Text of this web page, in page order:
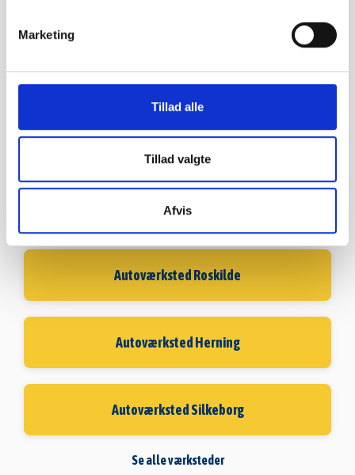
Marketing
Tillad alle
Tillad valgte
Afvis
Autoværksted Kolding
Autoværksted Horsens
Autoværksted Vejle
Autoværksted Roskilde
Autoværksted Herning
Autoværksted Silkeborg
Se alle værksteder